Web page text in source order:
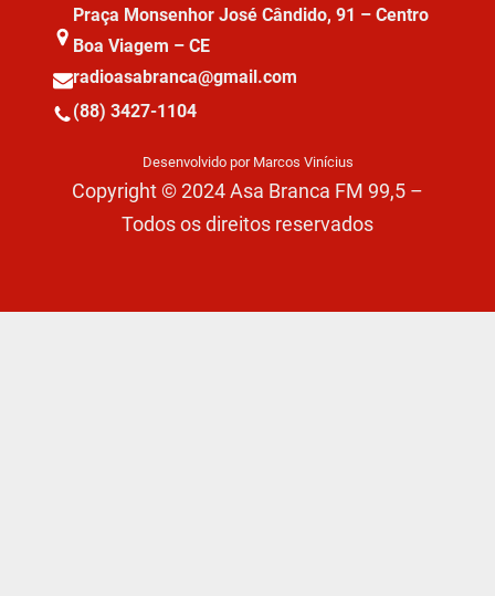
Praça Monsenhor José Cândido, 91 – Centro
Boa Viagem – CE
radioasabranca@gmail.com
(88) 3427-1104
Desenvolvido por Marcos Vinícius
Copyright © 2024 Asa Branca FM 99,5 –
Todos os direitos reservados